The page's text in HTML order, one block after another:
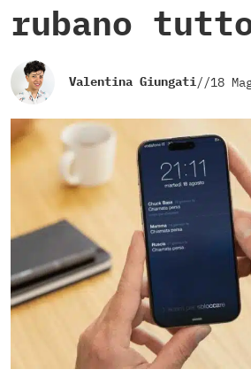
rubano
Valentina Giungati//18